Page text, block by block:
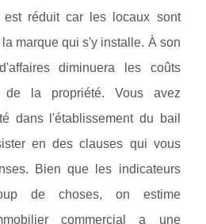
est réduit car les locaux sont
marque qui s'y installe. À son
diminuera les coûts
la propriété. Vous avez
dans l'établissement du bail
en des clauses qui vous
Bien que les indicateurs
de choses, on estime
commercial a une